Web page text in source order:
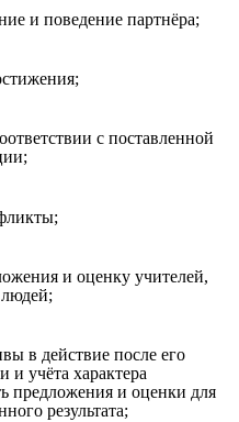
и поведение партнёра;
с поставленной
и оценку учителей,
в действие после его
и учёта характера
предложения и оценки для
результата;